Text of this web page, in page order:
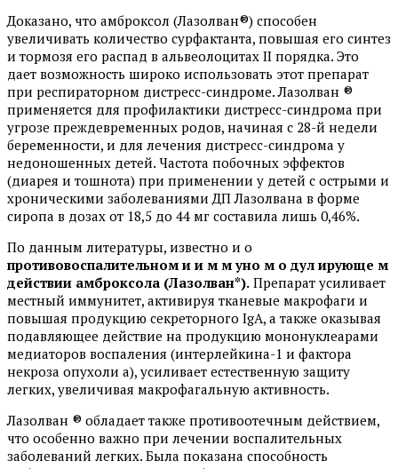
Доказано, что амброксол (Лазолван®) способен
увеличивать количество сурфактанта, повышая его синтез
и тормозя его распад в альвеолоцитах II порядка. Это
дает возможность широко использовать этот препарат
при респираторном дистресс-синдроме. Лазолван ®
применяется для профилактики дистресс-синдрома при
угрозе преждевременных родов, начиная с 28-й недели
беременности, и для лечения дистресс-синдрома у
недоношенных детей. Частота побочных эффектов
(диарея и тошнота) при применении у детей с острыми и
хроническими заболеваниями ДП Лазолвана в форме
сиропа в дозах от 18,5 до 44 мг составила лишь 0,46%.
По данным литературы, известно и о
противовоспалительном и и м м уно м о дул ирующе м
действии амброксола (Лазолван*). Препарат усиливает
местный иммунитет, активируя тканевые макрофаги и
повышая продукцию секреторного IgA, а также оказывая
подавляющее действие на продукцию мононуклеарами
медиаторов воспаления (интерлейкина-1 и фактора
некроза опухоли a), усиливает естественную защиту
легких, увеличивая макрофагальную активность.
Лазолван ® обладает также противоотечным действием,
что особенно важно при лечении воспалительных
заболеваний легких. Была показана способность